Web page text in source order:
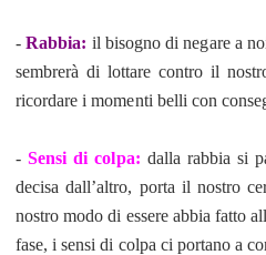
-Rabbia: il bisogno di negare a
sembrerà di lottare contro il
ricordare i momenti belli con
-Sensi di colpa: dalla rabbia si
decisa dall’altro, porta il nostro
nostro modo di essere abbia fatto
fase, i sensi di colpa ci portano a